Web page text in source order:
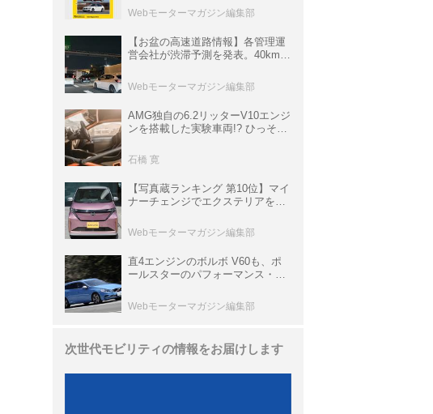
ムック
Webモーターマガジン編集部
【お盆の高速道路情報】各管理運
営会社が渋滞予測を発表。40km以
数ある
Webモーターマガジン編集部
AMG独自の6.2リッターV10エンジ
ンを搭載した実験車両!? ひっそり
P900 プロトタイプ」とは
石橋 寛
【写真蔵ランキング 第10位】マイ
ナーチェンジでエクステリアを刷
クラ」
Webモーターマガジン編集部
直4エンジンのボルボ V60も、ポ
ールスターのパフォーマンス・パ
と昔の新車】
Webモーターマガジン編集部
次世代モビリティの情報をお届けします